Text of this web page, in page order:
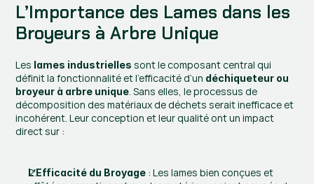
L’Importance des Lames dans les
Broyeurs à Arbre Unique
Les lames industrielles sont le composant central qui
définit la fonctionnalité et l’efficacité d’un déchiqueteur ou
broyeur à arbre unique. Sans elles, le processus de
décomposition des matériaux de déchets serait inefficace et
incohérent. Leur conception et leur qualité ont un impact
direct sur :
L’Efficacité du Broyage : Les lames bien conçues et